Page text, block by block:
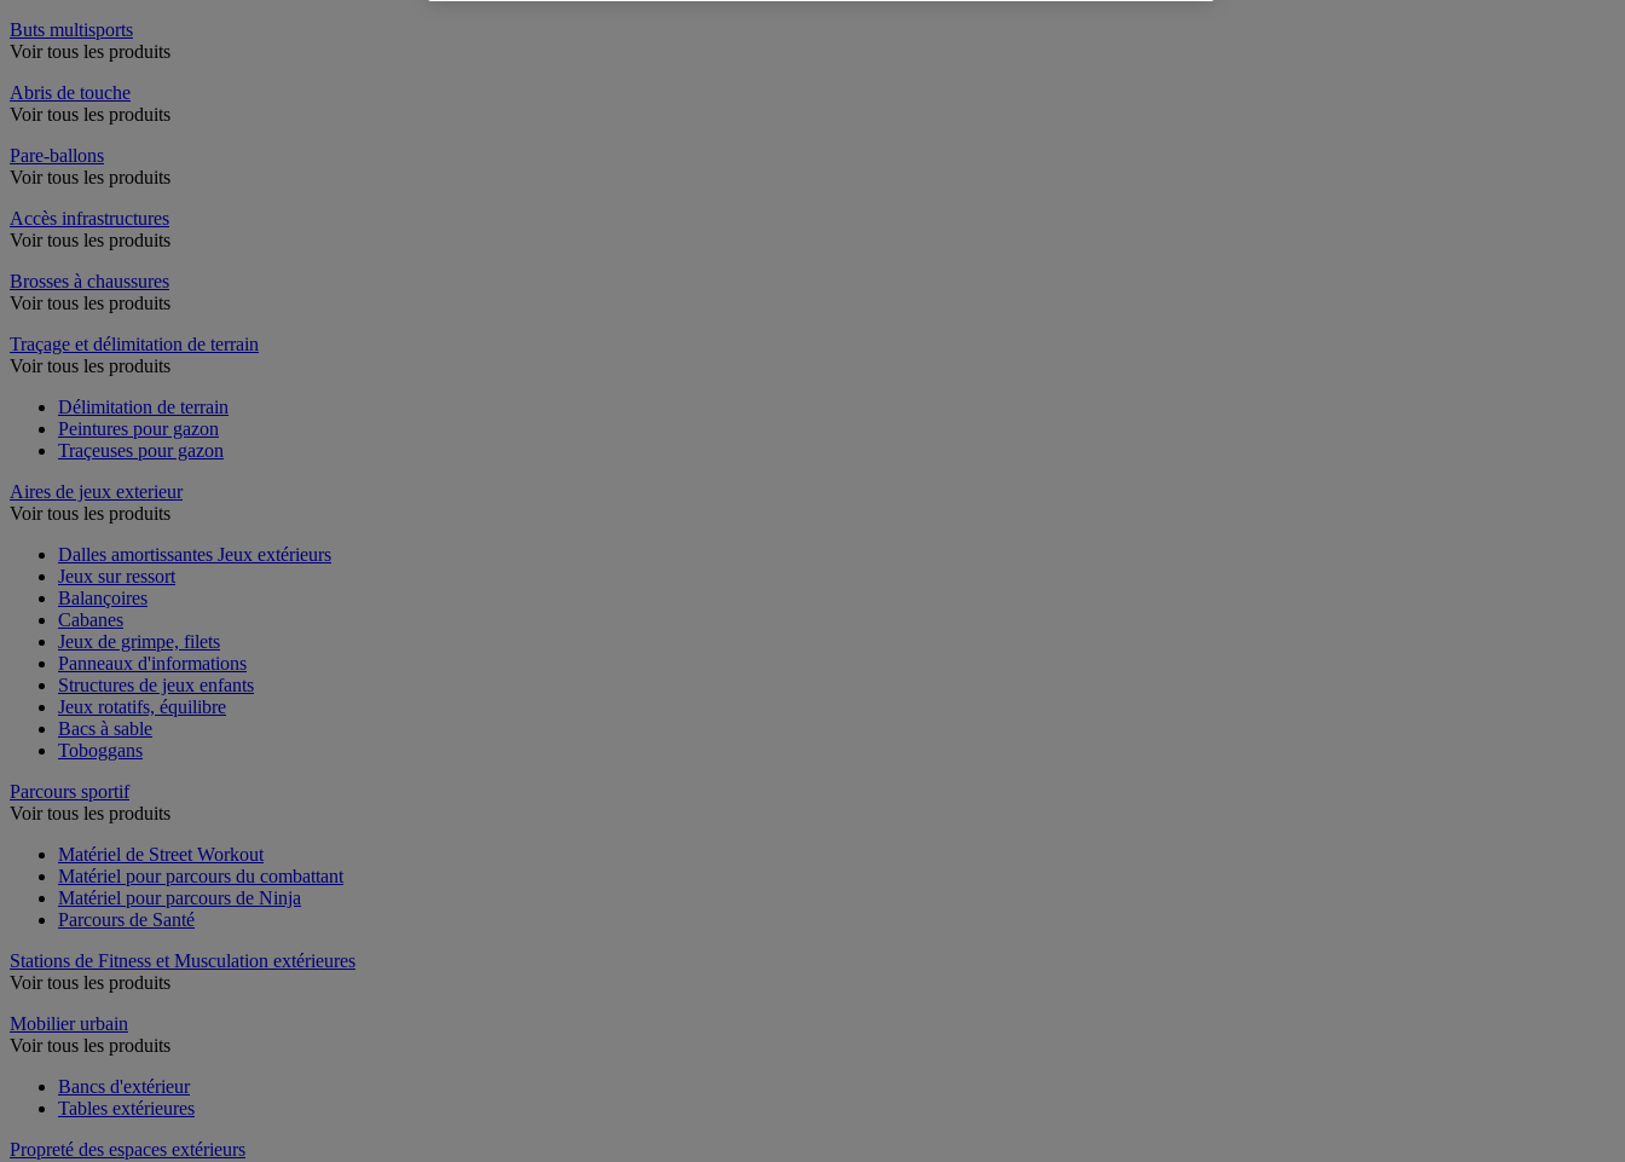
Buts multisports
Voir tous les produits
Abris de touche
Voir tous les produits
Pare-ballons
Voir tous les produits
Accès infrastructures
Voir tous les produits
Brosses à chaussures
Voir tous les produits
Traçage et délimitation de terrain
Voir tous les produits
Délimitation de terrain
Peintures pour gazon
Traçeuses pour gazon
Aires de jeux exterieur
Voir tous les produits
Dalles amortissantes Jeux extérieurs
Jeux sur ressort
Balançoires
Cabanes
Jeux de grimpe, filets
Panneaux d'informations
Structures de jeux enfants
Jeux rotatifs, équilibre
Bacs à sable
Toboggans
Parcours sportif
Voir tous les produits
Matériel de Street Workout
Matériel pour parcours du combattant
Matériel pour parcours de Ninja
Parcours de Santé
Stations de Fitness et Musculation extérieures
Voir tous les produits
Mobilier urbain
Voir tous les produits
Bancs d'extérieur
Tables extérieures
Propreté des espaces extérieurs